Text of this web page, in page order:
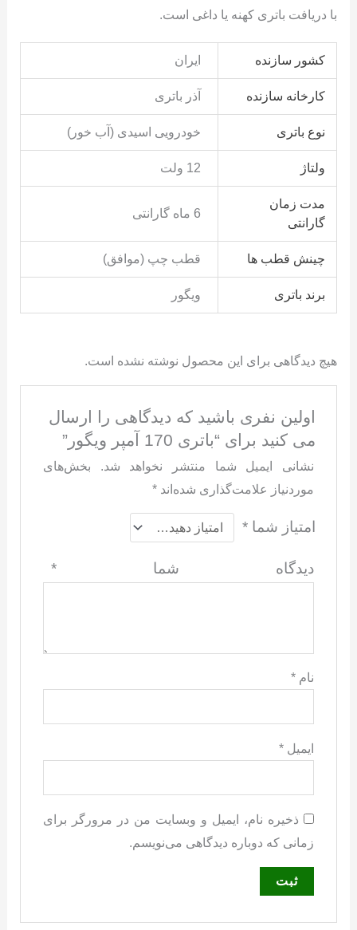
با دریافت باتری کهنه یا داغی است.
کشور سازنده ایران
کارخانه سازنده آذر باتری
نوع باتری خودرویی اسیدی (آب خور)
ولتاژ 12 ولت
مدت زمان
گارانتی
6 ماه گارانتی
چینش قطب ها قطب چپ (موافق)
برند باتری ویگور
هیچ دیدگاهی برای این محصول نوشته نشده است.
اولین نفری باشید که دیدگاهی را ارسال
می کنید برای “باتری 170 آمپر ویگور”
نشانی ایمیل شما منتشر نخواهد شد.
بخش‌های
موردنیاز علامت‌گذاری شده‌اند*
امتیاز شما*
دیدگاه شما*
نام*
ایمیل*
ذخیره نام، ایمیل و وبسایت من در مرورگر برای
زمانی که دوباره دیدگاهی می‌نویسم.